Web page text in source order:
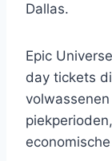
Dallas.
Epic
day tickets